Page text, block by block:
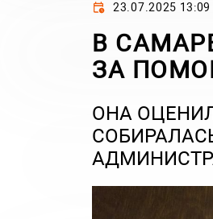
23.07.2025 13:09
В
ЗА
ОНА